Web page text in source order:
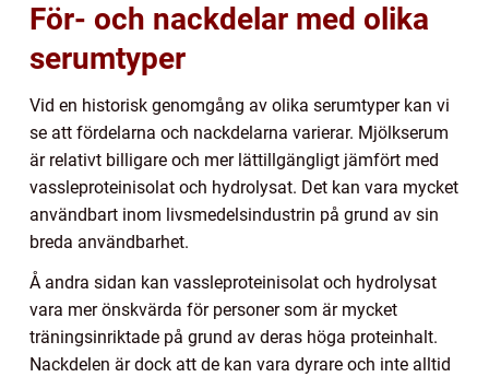
För- och nackdelar med olika
serumtyper
Vid en historisk genomgång av olika serumtyper kan vi
se att fördelarna och nackdelarna varierar. Mjölkserum
är relativt billigare och mer lättillgängligt jämfört med
vassleproteinisolat och hydrolysat. Det kan vara mycket
användbart inom livsmedelsindustrin på grund av sin
breda användbarhet.
Å andra sidan kan vassleproteinisolat och hydrolysat
vara mer önskvärda för personer som är mycket
träningsinriktade på grund av deras höga proteinhalt.
Nackdelen är dock att de kan vara dyrare och inte alltid